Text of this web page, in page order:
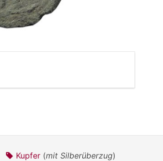
Kupfer (mit Silberüberzug)